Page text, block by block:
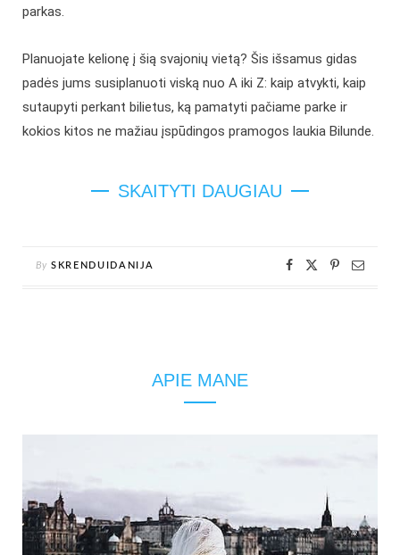
parkas.
Planuojate kelionę į šią svajonių vietą? Šis išsamus gidas
padės jums susiplanuoti viską nuo A iki Z: kaip atvykti, kaip
sutaupyti perkant bilietus, ką pamatyti pačiame parke ir
kokios kitos ne mažiau įspūdingos pramogos laukia Bilunde.
SKAITYTI DAUGIAU
By SKRENDUIDANIJA
APIE MANE